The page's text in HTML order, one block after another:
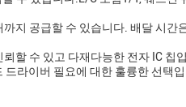
지 공급할 수 있습니다. 배달 시간
할 수 있고 다재다능한 전자 IC 칩
라이버 필요에 대한 훌륭한 선택입